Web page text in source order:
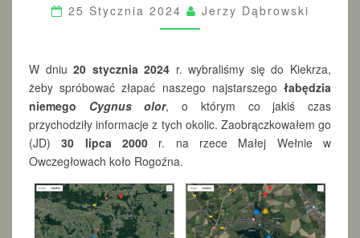
A
R
Y
Ł
A
B
Ę
Ź
W
P
O
L
25 Stycznia 2024 Jerzy Dąbrowski
W dniu20 stycznia 2024 r. wybraliśmy się do Kiekrza,
żeby spróbować złapać naszego najstarszego łabędzia
niemego Cygnus olor, o którym co jakiś czas
przychodziły informacje z tych okolic. Zaobrączkowałem go
(JD)30 lipca 2000 r. na rzece Małej Wełnie w
Owczegłowach koło Rogoźna.